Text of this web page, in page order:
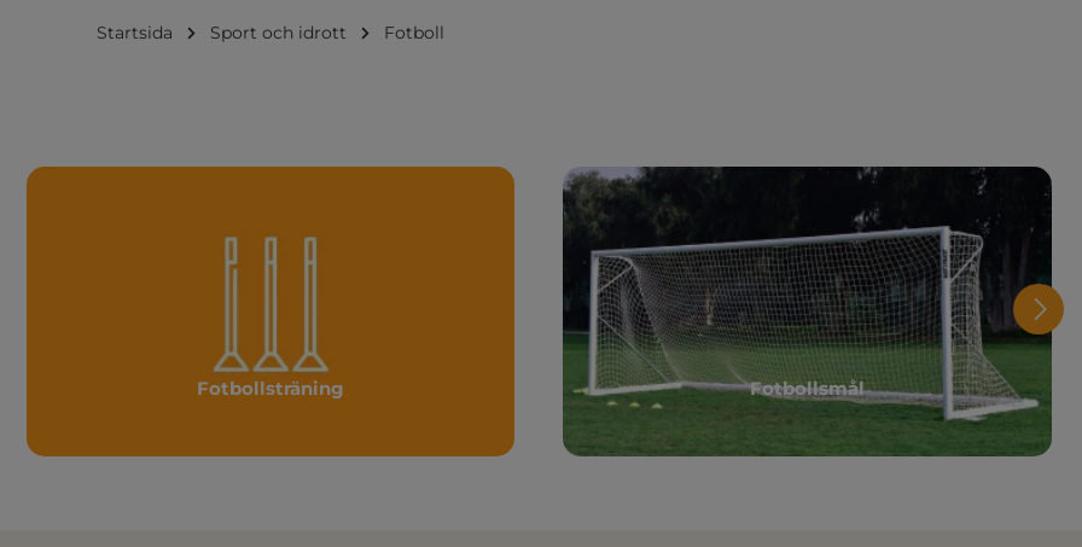
Startsida Sport och idrott Fotboll
Fotbollsträning Fotbollsmål